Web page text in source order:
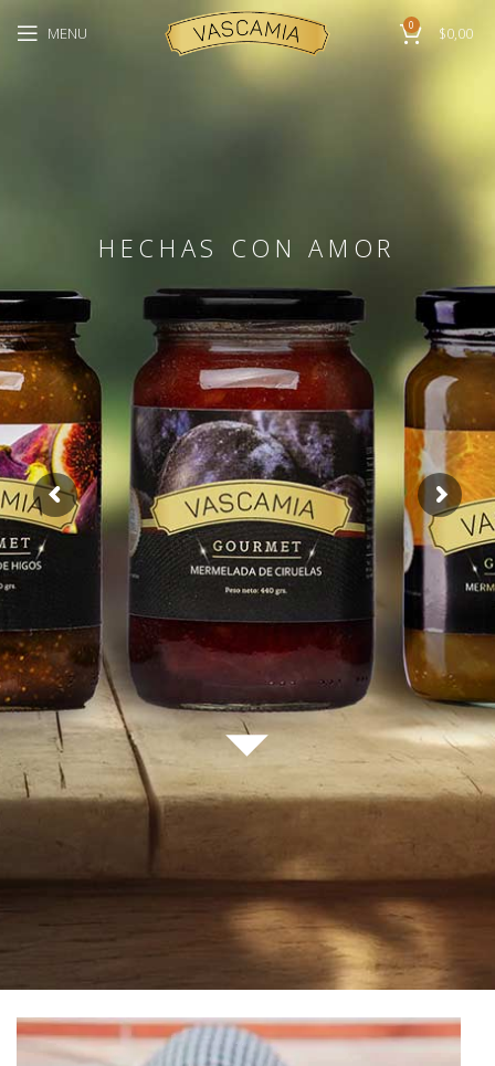
MENU 0 $0,00
HECHAS CON AMOR